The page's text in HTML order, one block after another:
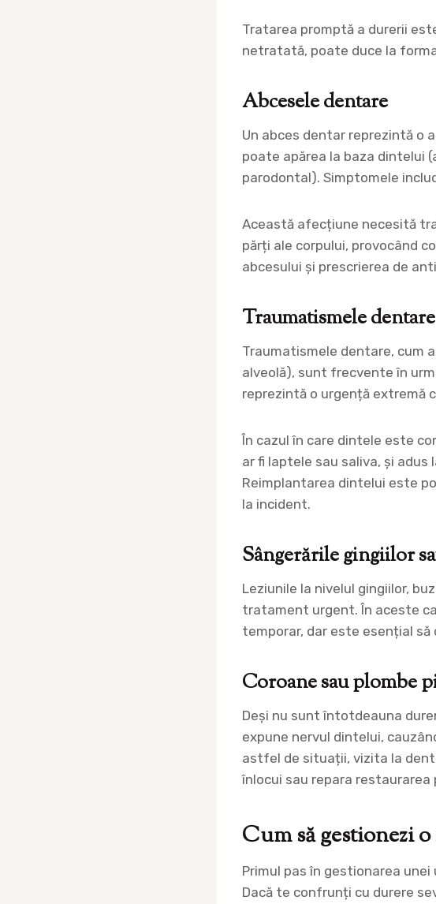
Tratarea promptă a durerii
netratată, poate duce la
Abcesele dentare
Un abces dentar reprezintă o
poate apărea la baza dintelui
parodontal). Simptomele
Această afecțiune necesită
părți ale corpului, provocând
abcesului și prescrierea de
Traumatismele dentare
Traumatismele dentare, cum
alveolă), sunt frecvente în
reprezintă o urgență extremă
În cazul în care dintele este
ar fi laptele sau saliva, și
Reimplantarea dintelui este
la incident.
Sângerările gingiilor
Leziunile la nivelul gingiilor,
tratament urgent. În aceste
temporar, dar este esențial
Coroane sau plombe
Deși nu sunt întotdeauna
expune nervul dintelui,
astfel de situații, vizita la
înlocui sau repara restaurarea
Cum să gestionezi
Primul pas în gestionarea
Dacă te confrunți cu durere